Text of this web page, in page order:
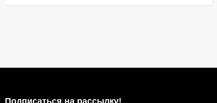
Подписаться на рассылкy!